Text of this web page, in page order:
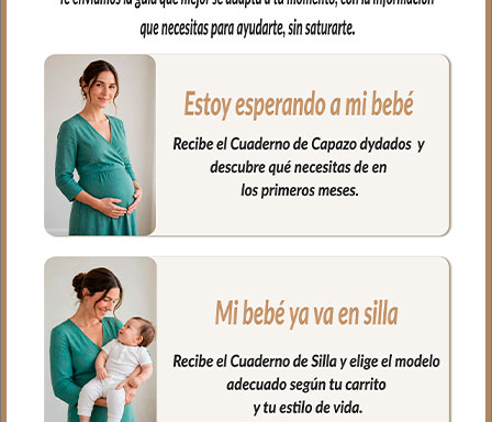
algodón con aplique de puntilla y
bordado de bodoques.
El relleno de la funda es de micro fibra
hueca para mayor confort del bebé y
muy buena transpirabilidad. Por el revés
un tejido rejilla 3D para una mejor
ventilación.
La tapa del saco se une a la funda
mediante cremalleras laterales, siempre
al tono, que puedes abrir como necesites
o quitar la tapa entera y usar la funda
como colchoneta de capazo.
El relleno de la tapa es de micro fibra